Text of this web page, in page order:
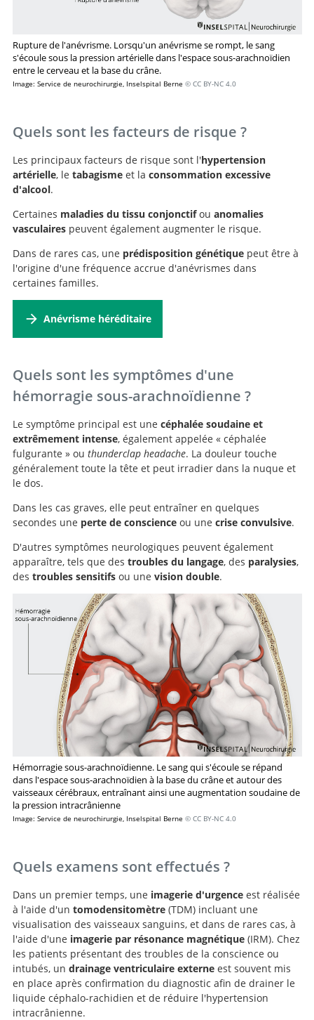
Rupture de l'anévrisme. Lorsqu'un anévrisme se rompt, le sang
s'écoule sous la pression artérielle dans l'espace sous-arachnoïdien
entre le cerveau et la base du crâne.
Image: Service de neurochirurgie, Inselspital Berne © CC BY-NC 4.0
Quels sont les facteurs de risque ?
Les principaux facteurs de risque sont l'hypertension
artérielle, le tabagismeet la consommation excessive
d'alcool.
Certaines maladies du tissu conjonctifou anomalies
vasculaires peuvent également augmenter le risque.
Dans de rares cas, une prédisposition génétiquepeut être à
l'origine d'une fréquence accrue d'anévrismes dans
certaines familles.
Anévrisme héréditaire
Quels sont les symptômes d'une
hémorragie sous-arachnoïdienne ?
Le symptôme principal est une céphalée soudaine et
extrêmement intense, également appelée « céphalée
fulgurante » ou thunderclap headache. La douleur touche
généralement toute la tête et peut irradier dans la nuque et
le dos.
Dans les cas graves, elle peut entraîner en quelques
secondes une perte de conscience ou une crise convulsive.
D'autres symptômes neurologiques peuvent également
apparaître, tels que des troubles du langage, des paralysies,
des troubles sensitifs ou une vision double.
Hémorragie sous-arachnoïdienne. Le sang qui s'écoule se répand
dans l'espace sous-arachnoïdien à la base du crâne et autour des
vaisseaux cérébraux, entraînant ainsi une augmentation soudaine de
la pression intracrânienne
Image: Service de neurochirurgie, Inselspital Berne © CC BY-NC 4.0
Quels examens sont effectués ?
Dans un premier temps, une imagerie d'urgenceest réalisée
à l'aide d'un tomodensitomètre(TDM) incluant une
visualisation des vaisseaux sanguins, et dans de rares cas, à
l'aide d'une imagerie par résonance magnétique (IRM). Chez
les patients présentant des troubles de la conscience ou
intubés, un drainage ventriculaire externeest souvent mis
en place après confirmation du diagnostic afin de drainer le
liquide céphalo-rachidien et de réduire l'hypertension
intracrânienne.